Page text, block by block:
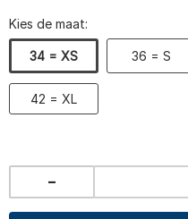
Kies de maat:
34 = XS 36 = S
42 = XL
-